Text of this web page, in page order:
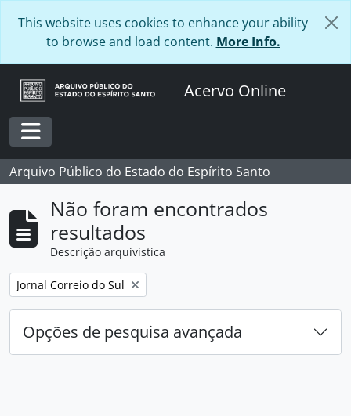
This website uses cookies to enhance your ability
to browse and load content. More Info.
Acervo Online
Toggle navigation
Arquivo Público do Estado do Espírito Santo
Não foram encontrados
resultados
Descrição arquivística
Remover filtro:
Jornal Correio do Sul
Opções de pesquisa avançada